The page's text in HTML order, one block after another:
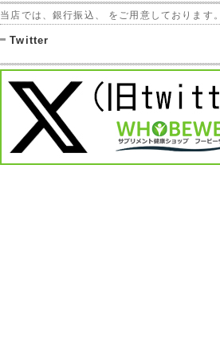
当店では、銀行振込、 をご用意しております。
Twitter